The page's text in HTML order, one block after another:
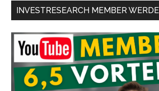
INVESTRESEARCH MEMBER